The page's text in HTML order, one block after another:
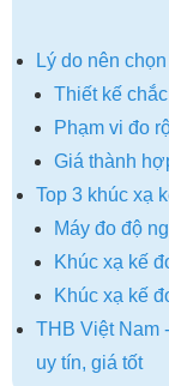
Lý do nên
Thiết kế
Phạm vi đo
Giá thành
Top 3 khúc xạ
Máy đo độ
Khúc xạ kế
Khúc xạ kế
THB Việt Nam
uy tín, giá tốt